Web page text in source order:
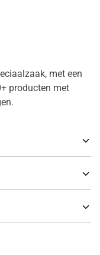
met een
producten met